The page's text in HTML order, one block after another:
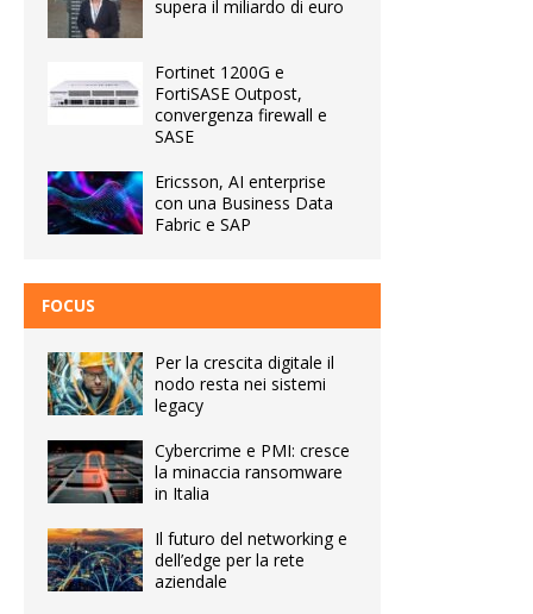
supera il miliardo di euro
Fortinet 1200G e
FortiSASE Outpost,
convergenza firewall e
SASE
Ericsson, AI enterprise
con una Business Data
Fabric e SAP
FOCUS
Per la crescita digitale il
nodo resta nei sistemi
legacy
Cybercrime e PMI: cresce
la minaccia ransomware
in Italia
Il futuro del networking e
dell’edge per la rete
aziendale